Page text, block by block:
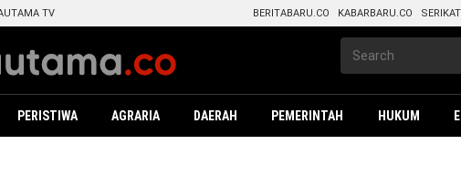
TV BERITABARU.CO KABARBARU.CO
PERISTIWA AGRARIA DAERAH PEMERINTAH HUKUM